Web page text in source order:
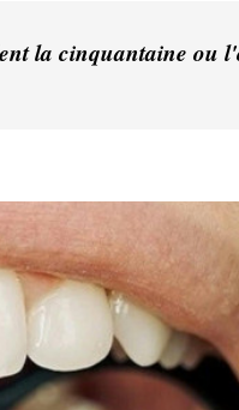
la cinquantaine ou